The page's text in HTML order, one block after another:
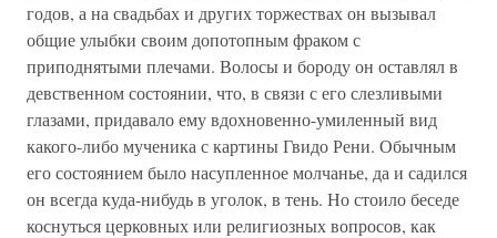
годов, а на свадьбах и других торжествах он вызывал
общие улыбки своим допотопным фраком с
приподнятыми плечами. Волосы и бороду он оставлял в
девственном состоянии, что, в связи с его слезливыми
глазами, придавало ему вдохновенно-умиленный вид
какого-либо мученика с картины Гвидо Рени. Обычным
его состоянием было насупленное молчанье, да и садился
он всегда куда-нибудь в уголок, в тень. Но стоило беседе
коснуться церковных или религиозных вопросов, как